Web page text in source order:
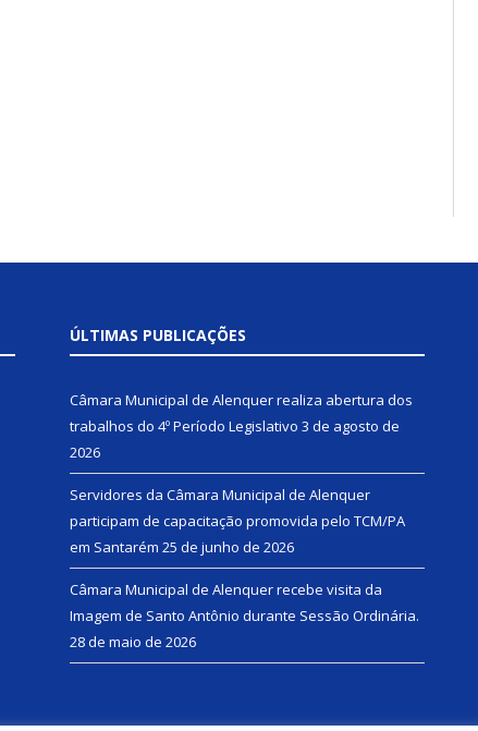
ÚLTIMAS PUBLICAÇÕES
Câmara Municipal de Alenquer realiza abertura dos
trabalhos do 4º Período Legislativo 3 de agosto de
2026
Servidores da Câmara Municipal de Alenquer
participam de capacitação promovida pelo TCM/PA
em Santarém 25 de junho de 2026
Câmara Municipal de Alenquer recebe visita da
Imagem de Santo Antônio durante Sessão Ordinária.
28 de maio de 2026